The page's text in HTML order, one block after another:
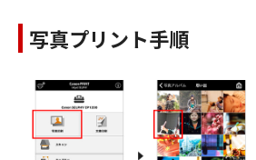
写真プリント手順